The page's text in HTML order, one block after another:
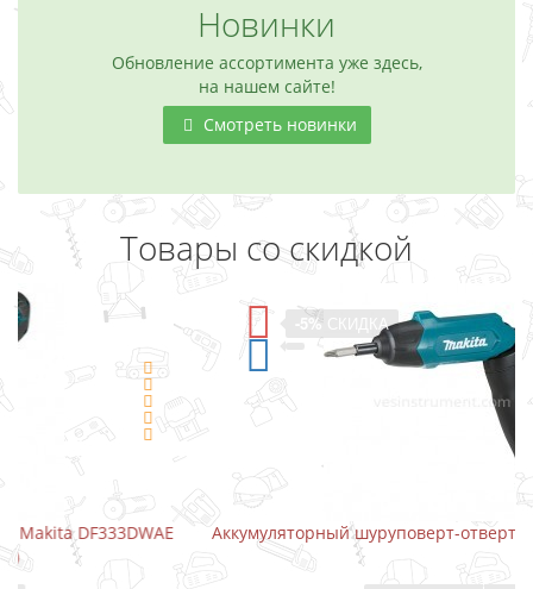
Новинки
Обновление ассортимента уже здесь,
на нашем сайте!
Смотреть новинки
Товары со скидкой
-5% СКИДКА
Аккумуляторный шуруповерт-отвертка Makita DF001DW